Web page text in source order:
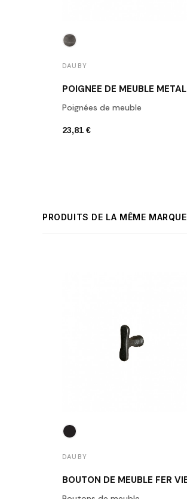
DAUBY
Poignées de meuble
23,81 €
PRODUITS DE LA MÊME MARQUE
DAUBY